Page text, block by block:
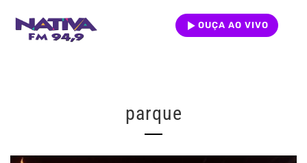
OUÇA AO VIVO
parque